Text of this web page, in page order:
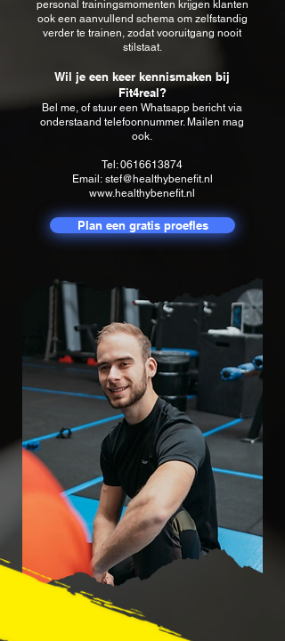
personal trainingsmomenten krijgen klanten
ook een aanvullend schema om zelfstandig
verder te trainen, zodat vooruitgang nooit
stilstaat.
Wil je een keer kennismaken bij
Fit4real?
Bel me, of stuur een Whatsapp bericht via
onderstaand telefoonnummer. Mailen mag
ook.
Tel:0616613874
Email: stef@healthybenefit.nl
www.healthybenefit.nl
Plan een gratis proefles